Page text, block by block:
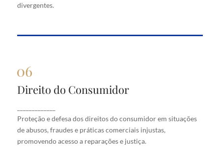
divergentes.
Direito do Consumidor
Proteção e defesa dos direitos do consumidor em situações
de abusos, fraudes e práticas comerciais injustas,
promovendo acesso a reparações e justiça.
Direito do Consumidor
situações de abusos, fraudes e práticas comerciais
injustas, promovendo acesso a reparações e justiça.